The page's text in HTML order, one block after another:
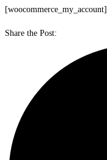
[woocommerce_my_account]
Share the Post: